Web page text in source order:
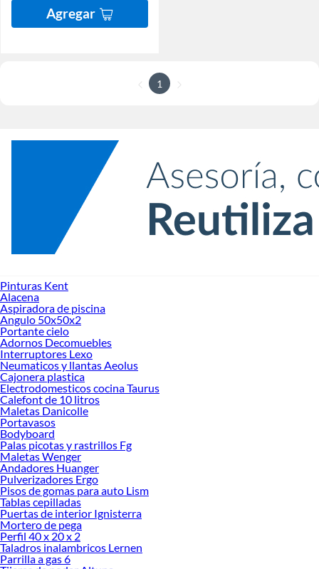
Agregar
1
Pinturas Kent
Alacena
Aspiradora de piscina
Angulo 50x50x2
Portante cielo
Adornos Decomuebles
Interruptores Lexo
Neumaticos y llantas Aeolus
Cajonera plastica
Electrodomesticos cocina Taurus
Calefont de 10 litros
Maletas Danicolle
Portavasos
Bodyboard
Palas picotas y rastrillos Fg
Maletas Wenger
Andadores Huanger
Pulverizadores Ergo
Pisos de gomas para auto Lism
Tablas cepilladas
Puertas de interior Ignisterra
Mortero de pega
Perfil 40 x 20 x 2
Taladros inalambricos Lernen
Parrilla a gas 6